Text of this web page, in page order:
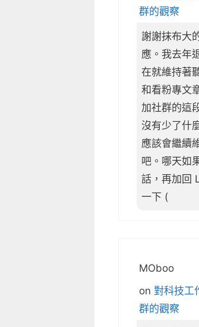
群的觀察
謝謝抹布大
應。我去年
在就維持著
和看粉專文
加社群的這
沒有少了什
應該會繼續
吧。哪天如
話，再加回
一下 (
MOboo
on 對科技工
群的觀察